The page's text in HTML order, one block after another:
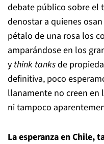
debate público sobre el
denostar a quienes
pétalo de una rosa los
amparándose en los
y think tanksde
definitiva, poco
llanamente no creen en
ni tampoco
La esperanza en Chile,